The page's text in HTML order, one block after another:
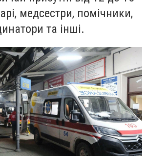
медсестри, помічники,
та інші.